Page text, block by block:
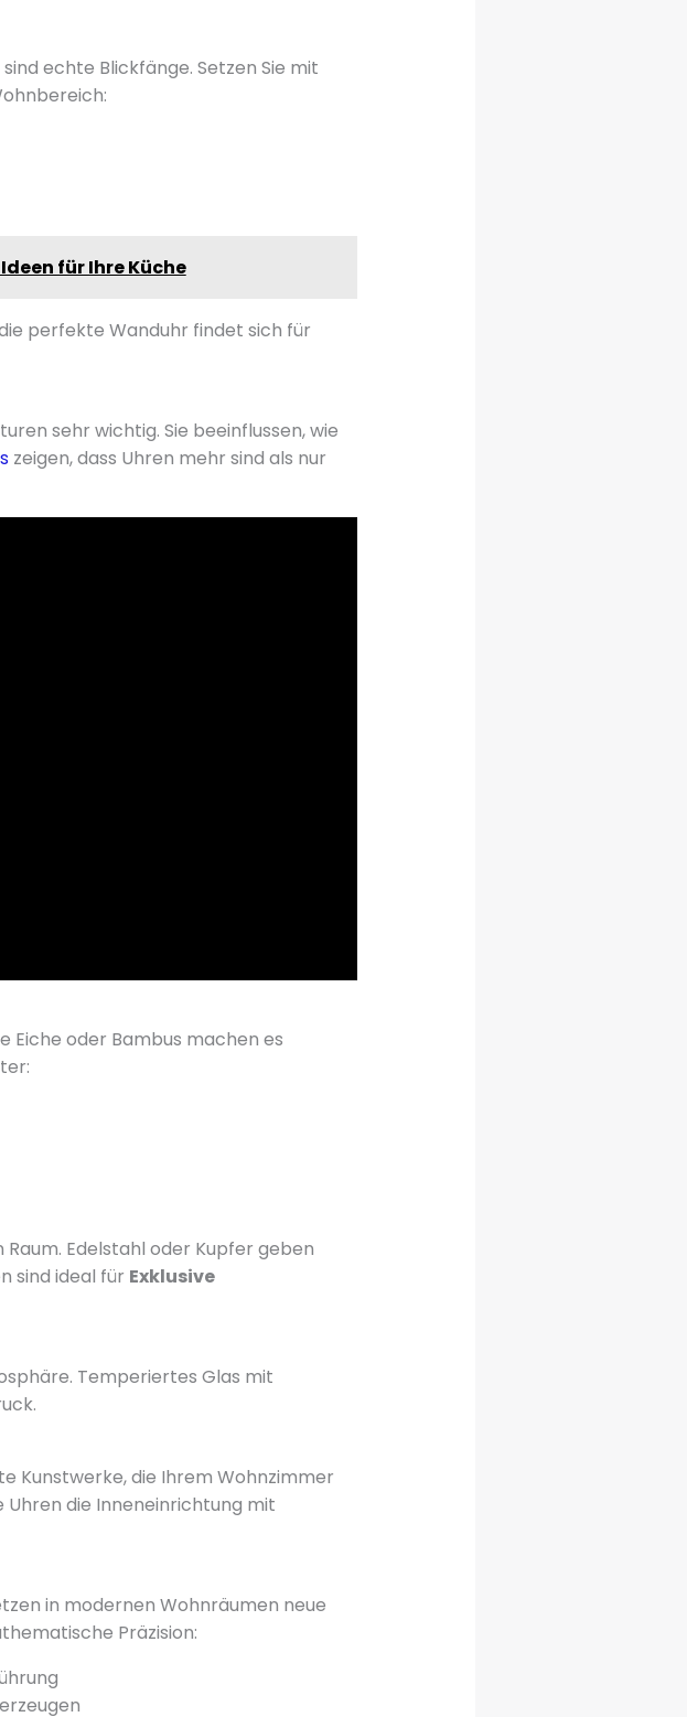
echte Blickfänge. Setzen Sie mit
für Ihre Küche
perfekte Wanduhr findet sich für
sehr wichtig. Sie beeinflussen, wie
zeigen, dass Uhren mehr sind als nur
Eiche oder Bambus machen es
Edelstahl oder Kupfer geben
sind ideal für Exklusive
Temperiertes Glas mit
Kunstwerke, die Ihrem Wohnzimmer
Uhren die Inneneinrichtung mit
in modernen Wohnräumen neue
Präzision: